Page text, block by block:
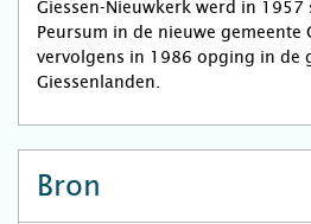
Giessen-Nieuwkerk werd in 1957
Peursum in de nieuwe gemeente
vervolgens in 1986 opging in de
Giessenlanden.
Bron